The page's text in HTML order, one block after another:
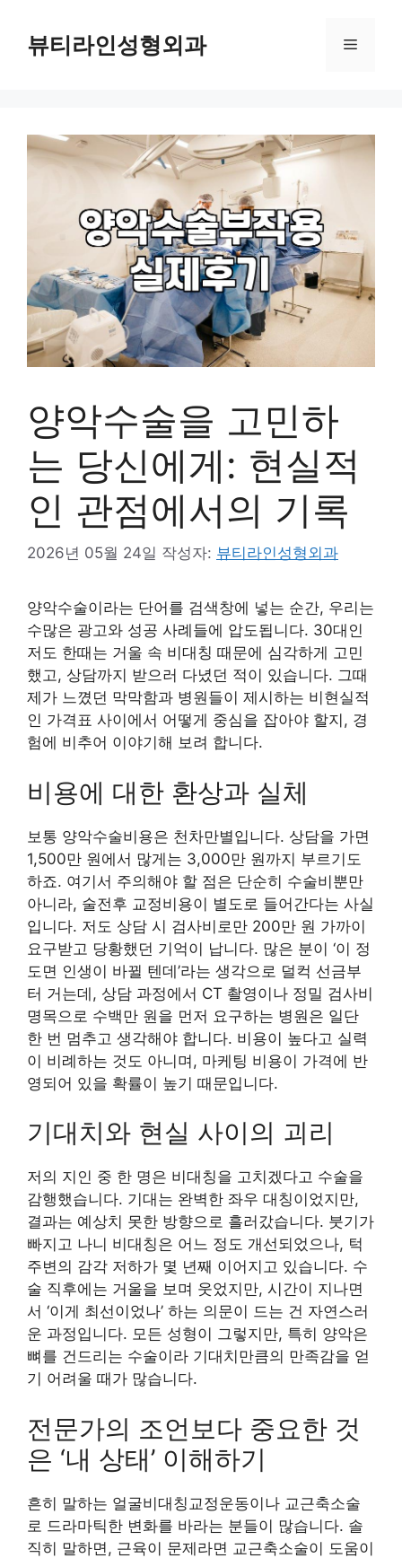
뷰티라인성형외과 메
양악수술을 고민하
는 당신에게: 현실적
인 관점에서의 기록
2026년 05월 24일 작성자: 뷰티라인성형외과
양악수술이라는 단어를 검색창에 넣는 순간, 우리는
수많은 광고와 성공 사례들에 압도됩니다. 30대인
저도 한때는 거울 속 비대칭 때문에 심각하게 고민
했고, 상담까지 받으러 다녔던 적이 있습니다. 그때
제가 느꼈던 막막함과 병원들이 제시하는 비현실적
인 가격표 사이에서 어떻게 중심을 잡아야 할지, 경
험에 비추어 이야기해 보려 합니다.
비용에 대한 환상과 실체
보통 양악수술비용은 천차만별입니다. 상담을 가면
1,500만 원에서 많게는 3,000만 원까지 부르기도
하죠. 여기서 주의해야 할 점은 단순히 수술비뿐만
아니라, 술전후 교정비용이 별도로 들어간다는 사실
입니다. 저도 상담 시 검사비로만 200만 원 가까이
요구받고 당황했던 기억이 납니다. 많은 분이 ‘이 정
도면 인생이 바뀔 텐데’라는 생각으로 덜컥 선금부
터 거는데, 상담 과정에서 CT 촬영이나 정밀 검사비
명목으로 수백만 원을 먼저 요구하는 병원은 일단
한 번 멈추고 생각해야 합니다. 비용이 높다고 실력
이 비례하는 것도 아니며, 마케팅 비용이 가격에 반
영되어 있을 확률이 높기 때문입니다.
기대치와 현실 사이의 괴리
저의 지인 중 한 명은 비대칭을 고치겠다고 수술을
감행했습니다. 기대는 완벽한 좌우 대칭이었지만,
결과는 예상치 못한 방향으로 흘러갔습니다. 붓기가
빠지고 나니 비대칭은 어느 정도 개선되었으나, 턱
주변의 감각 저하가 몇 년째 이어지고 있습니다. 수
술 직후에는 거울을 보며 웃었지만, 시간이 지나면
서 ‘이게 최선이었나’ 하는 의문이 드는 건 자연스러
운 과정입니다. 모든 성형이 그렇지만, 특히 양악은
뼈를 건드리는 수술이라 기대치만큼의 만족감을 얻
기 어려울 때가 많습니다.
전문가의 조언보다 중요한 것
은 ‘내 상태’ 이해하기
흔히 말하는 얼굴비대칭교정운동이나 교근축소술
로 드라마틱한 변화를 바라는 분들이 많습니다. 솔
직히 말하면, 근육이 문제라면 교근축소술이 도움이